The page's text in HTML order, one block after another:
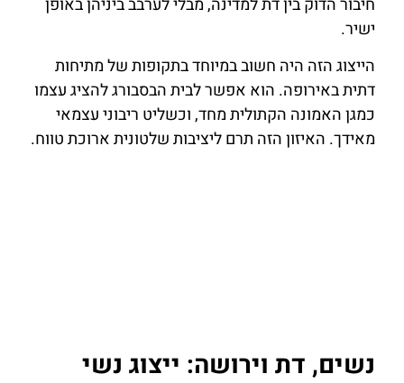
חיבור הדוק בין דת למדינה, מבלי לערבב ביניהן באופן
ישיר.
הייצוג הזה היה חשוב במיוחד בתקופות של מתיחות
דתית באירופה. הוא אפשר לבית הבסבורג להציג עצמו
כמגן האמונה הקתולית מחד, וכשליט ריבוני עצמאי
מאידך. האיזון הזה תרם ליציבות שלטונית ארוכת טווח.
נשים, דת וירושה: ייצוג נשי